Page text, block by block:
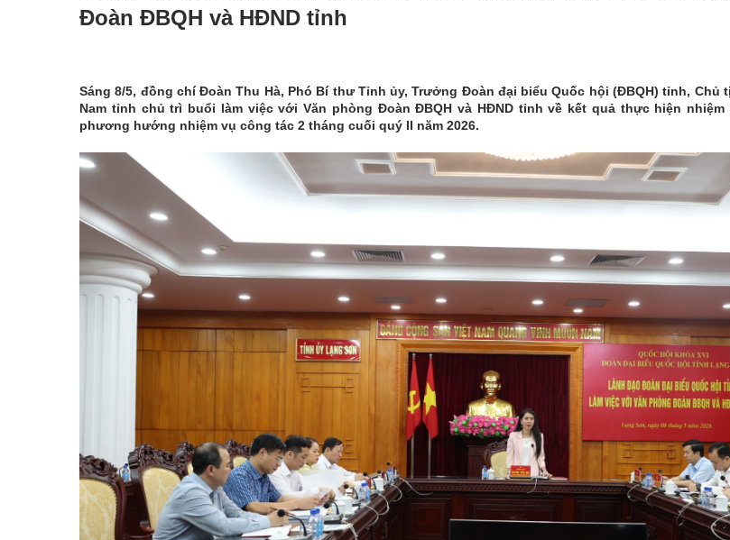
Đoàn ĐBQH và HĐND tỉnh
Sáng 8/5, đồng chí Đoàn Thu Hà, Phó Bí thư Tỉnh ủy, Trưởng Đoàn đại biểu Quốc hội (ĐBQH) tỉnh, Chủ
Nam tỉnh chủ trì buổi làm việc với Văn phòng Đoàn ĐBQH và HĐND tỉnh về kết quả thực hiện nhiệm
phương hướng nhiệm vụ công tác 2 tháng cuối quý II năm 2026.